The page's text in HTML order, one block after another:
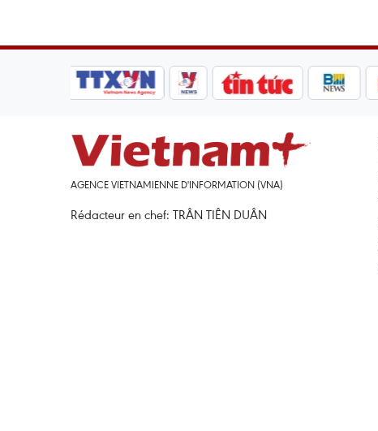
AGENCE VIETNAMIENNE D'INFORMATION (VNA)
Rédacteur en chef: TRÂN TIÊN DUÂN